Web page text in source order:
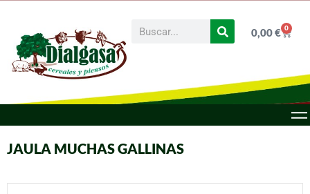
0,00€ 0
JAULA MUCHAS GALLINAS